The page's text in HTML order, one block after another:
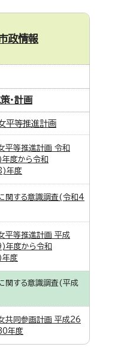
政情報
・計画
平等推進計画
平等推進計画 令和
度から令和
年度
関する意識調査(令和4
平等推進計画 平成
度から令和
度
関する意識調査(平成
共同参画計画 平成26
年度